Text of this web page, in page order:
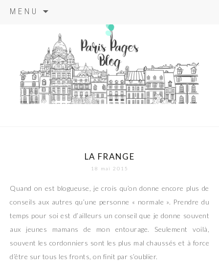
MENU
principal
paris pages
blog
LA FRANGE
18 mai 2015
Quand on est blogueuse, je crois qu’on donne encore plus de
conseils aux autres qu’une personne « normale ». Prendre du
temps pour soi est d’ailleurs un conseil que je donne souvent
aux jeunes mamans de mon entourage. Seulement voilà,
souvent les cordonniers sont les plus mal chaussés et à force
d’être sur tous les fronts, on finit par s’oublier.